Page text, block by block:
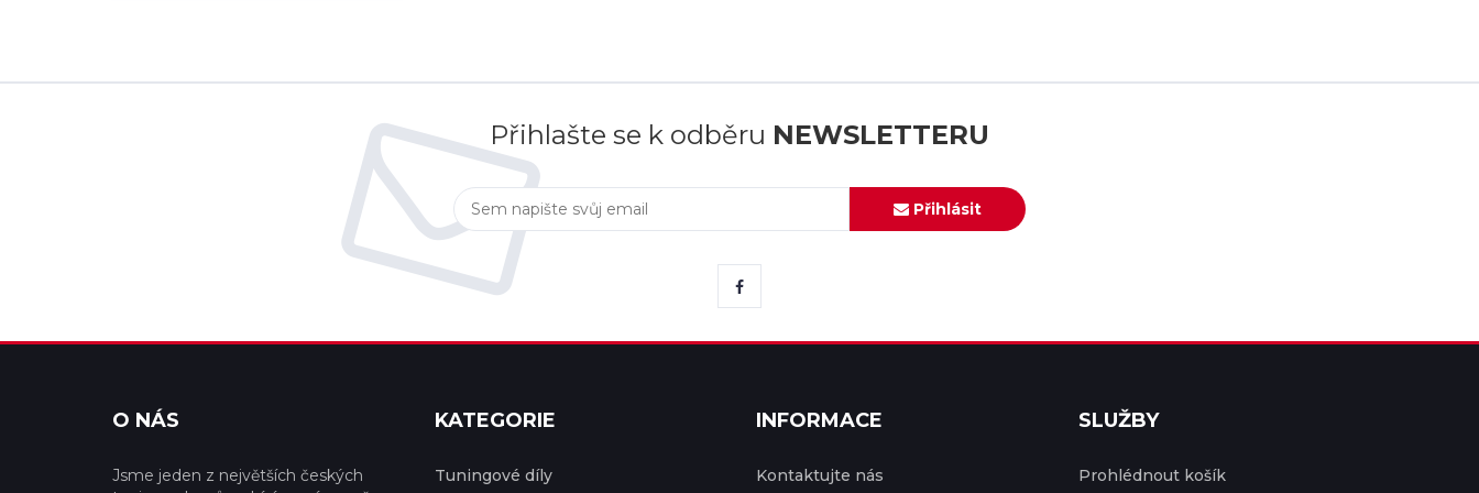
Přihlašte se k odběru NEWSLETTERU
Přihlásit
O NÁS
Jsme jeden z největších českých
KATEGORIE
Tuningové díly
INFORMACE
Kontaktujte nás
SLUŽBY
Prohlédnout košík